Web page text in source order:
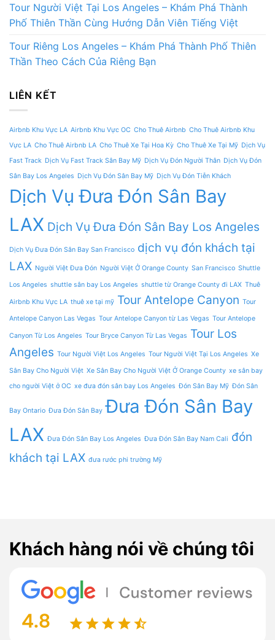
Tour Người Việt Tại Los Angeles – Khám Phá Thành
Phố Thiên Thần Cùng Hướng Dẫn Viên Tiếng Việt
Tour Riêng Los Angeles – Khám Phá Thành Phố Thiên
Thần Theo Cách Của Riêng Bạn
LIÊN KẾT
Airbnb Khu Vực LA Airbnb Khu Vực OC Cho Thuê Airbnb Cho Thuê Airbnb Khu
Vực LA Cho Thuê Airbnb LA Cho Thuê Xe Tại Hoa Kỳ Cho Thuê Xe Tại Mỹ Dịch Vụ
Fast Track Dịch Vụ Fast Track Sân Bay Mỹ Dịch Vụ Đón Người Thân Dịch Vụ Đón
Sân Bay Los Angeles Dịch Vụ Đón Sân Bay Mỹ Dịch Vụ Đón Tiễn Khách
Dịch Vụ Đưa Đón Sân Bay
LAX Dịch Vụ Đưa Đón Sân Bay Los Angeles
Dịch Vụ Đưa Đón Sân Bay San Francisco dịch vụ đón khách tại
LAX Người Việt Đưa Đón Người Việt Ở Orange County San Francisco Shuttle
Los Angeles shuttle sân bay Los Angeles shuttle từ Orange County đi LAX Thuê
Airbnb Khu Vực LA thuê xe tại mỹ Tour Antelope Canyon Tour
Antelope Canyon Las Vegas Tour Antelope Canyon từ Las Vegas Tour Antelope
Canyon Từ Los Angeles Tour Bryce Canyon Từ Las Vegas Tour Los
Angeles Tour Người Việt Los Angeles Tour Người Việt Tại Los Angeles Xe
Sân Bay Cho Người Việt Xe Sân Bay Cho Người Việt Ở Orange County xe sân bay
cho người Việt ở OC xe đưa đón sân bay Los Angeles Đón Sân Bay Mỹ Đón Sân
Bay Ontario Đưa Đón Sân Bay Đưa Đón Sân Bay
LAX Đưa Đón Sân Bay Los Angeles Đưa Đón Sân Bay Nam Cali đón
khách tại LAX đưa rước phi trường Mỹ
Khách hàng nói về chúng tôi